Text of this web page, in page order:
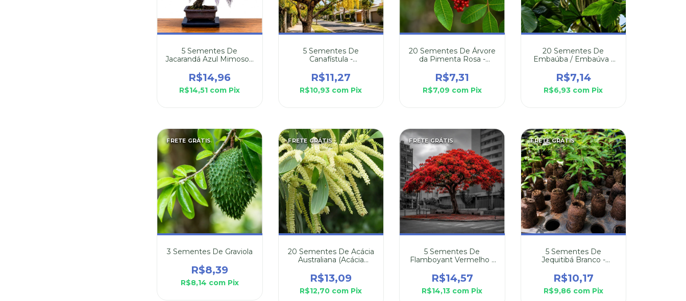
5 Sementes De
Jacarandá Azul Mimoso -
Bignoniaceae
R$14,96
R$14,51 com Pix
5 Sementes De
Canafístula -
R$11,27
R$10,93 com Pix
20 Sementes De Árvore
da Pimenta Rosa -
Raddi
R$7,31
R$7,09 com Pix
20 Sementes De
Embaúba / Embaúva -
R$7,14
R$6,93 com Pix
FRETE GRÁTIS
3 Sementes De Graviola
R$8,39
R$8,14 com Pix
FRETE GRÁTIS
20 Sementes De Acácia
Australiana (Acácia
R$13,09
R$12,70 com Pix
FRETE GRÁTIS
5 Sementes De
Flamboyant Vermelho -
R$14,57
R$14,13 com Pix
FRETE GRÁTIS
5 Sementes De
Jequitibá Branco -
R$10,17
R$9,86 com Pix